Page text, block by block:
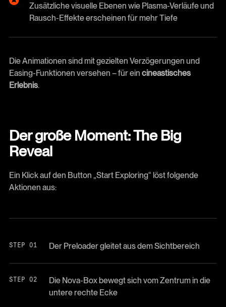
Zusätzliche visuelle Ebenen wie Plasma-Verläufe und
Rausch-Effekte erscheinen für mehr Tiefe
Die Animationen sind mit gezielten Verzögerungen und
Easing-Funktionen versehen – für ein cineastisches
Erlebnis.
Der große Moment: The Big
Reveal
Ein Klick auf den Button „Start Exploring“ löst folgende
Aktionen aus:
Der Preloader gleitet aus dem Sichtbereich
Die Nova-Box bewegt sich vom Zentrum in die
untere rechte Ecke